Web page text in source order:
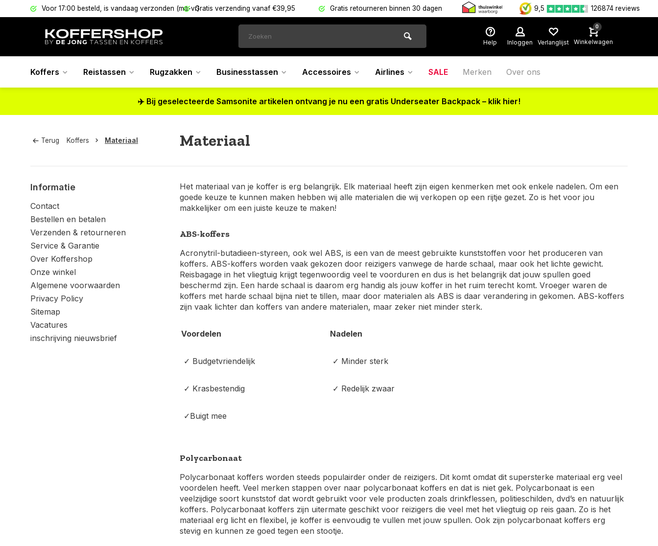
Voor 17:00 besteld, is vandaag verzonden (ma-vr)Gratis verzending vanaf €39,95 Gratis retourneren binnen 30 dagen 9,5 126874 reviews
Help Inloggen Verlanglijst
0
Winkelwagen
Koffers Reistassen Rugzakken Businesstassen Accessoires Airlines SALE Merken Over ons
✈️ Bij geselecteerde Samsonite artikelen ontvang je nu een gratis Underseater Backpack – klik hier!
Terug Koffers Materiaal Materiaal
Informatie
Contact
Bestellen en betalen
Verzenden & retourneren
Service & Garantie
Over Koffershop
Onze winkel
Algemene voorwaarden
Privacy Policy
Sitemap
Vacatures
inschrijving nieuwsbrief
Het materiaal van je koffer is erg belangrijk. Elk materiaal heeft zijn eigen kenmerken met ook enkele nadelen. Om een
goede keuze te kunnen maken hebben wij alle materialen die wij verkopen op een rijtje gezet. Zo is het voor jou
makkelijker om een juiste keuze te maken!
ABS-koffers
Acronytril-butadieen-styreen, ook wel ABS, is een van de meest gebruikte kunststoffen voor het produceren van
koffers. ABS-koffers worden vaak gekozen door reizigers vanwege de harde schaal, maar ook het lichte gewicht.
Reisbagage in het vliegtuig krijgt tegenwoordig veel te voorduren en dus is het belangrijk dat jouw spullen goed
beschermd zijn. Een harde schaal is daarom erg handig als jouw koffer in het ruim terecht komt. Vroeger waren de
koffers met harde schaal bijna niet te tillen, maar door materialen als ABS is daar verandering in gekomen. ABS-koffers
zijn vaak lichter dan koffers van andere materialen, maar zeker niet minder sterk.
Voordelen Nadelen
✓ Budgetvriendelijk ✓ Minder sterk
✓ Krasbestendig ✓ Redelijk zwaar
✓Buigt mee
Polycarbonaat
Polycarbonaat koffers worden steeds populairder onder de reizigers. Dit komt omdat dit supersterke materiaal erg veel
voordelen heeft. Veel merken stappen over naar polycarbonaat koffers en dat is niet gek. Polycarbonaat is een
veelzijdige soort kunststof dat wordt gebruikt voor vele producten zoals drinkflessen, politieschilden, dvd’s en natuurlijk
koffers. Polycarbonaat koffers zijn uitermate geschikt voor reizigers die veel met het vliegtuig op reis gaan. Zo is het
materiaal erg licht en flexibel, je koffer is eenvoudig te vullen met jouw spullen. Ook zijn polycarbonaat koffers erg
stevig en kunnen ze goed tegen een stootje.